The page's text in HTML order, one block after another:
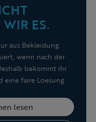
ES.
aus Bekleidung.
wenn nach der
bekommt ihr
eine faire Loesung.
lesen